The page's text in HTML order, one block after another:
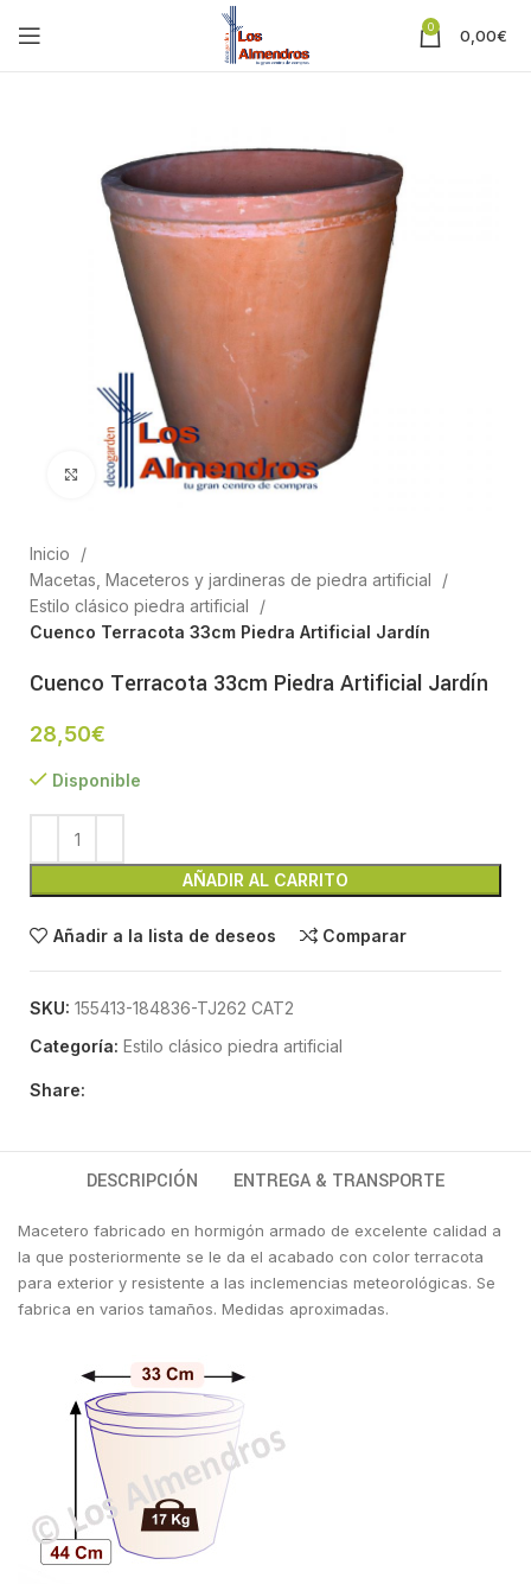
0 0,00€
Clic para ampliar
Inicio
Macetas, Maceteros y jardineras de piedra artificial
Estilo clásico piedra artificial
Cuenco Terracota 33cm Piedra Artificial Jardín
Cuenco Terracota 33cm Piedra Artificial Jardín
28,50€
Disponible
AÑADIR AL CARRITO
Añadir a la lista de deseos Comparar
SKU: 155413-184836-TJ262 CAT2
Categoría: Estilo clásico piedra artificial
Share:
DESCRIPCIÓN ENTREGA & TRANSPORTE
Macetero fabricado en hormigón armado de excelente calidad a
la que posteriormente se le da el acabado con color terracota
para exterior y resistente a las inclemencias meteorológicas. Se
fabrica en varios tamaños. Medidas aproximadas.